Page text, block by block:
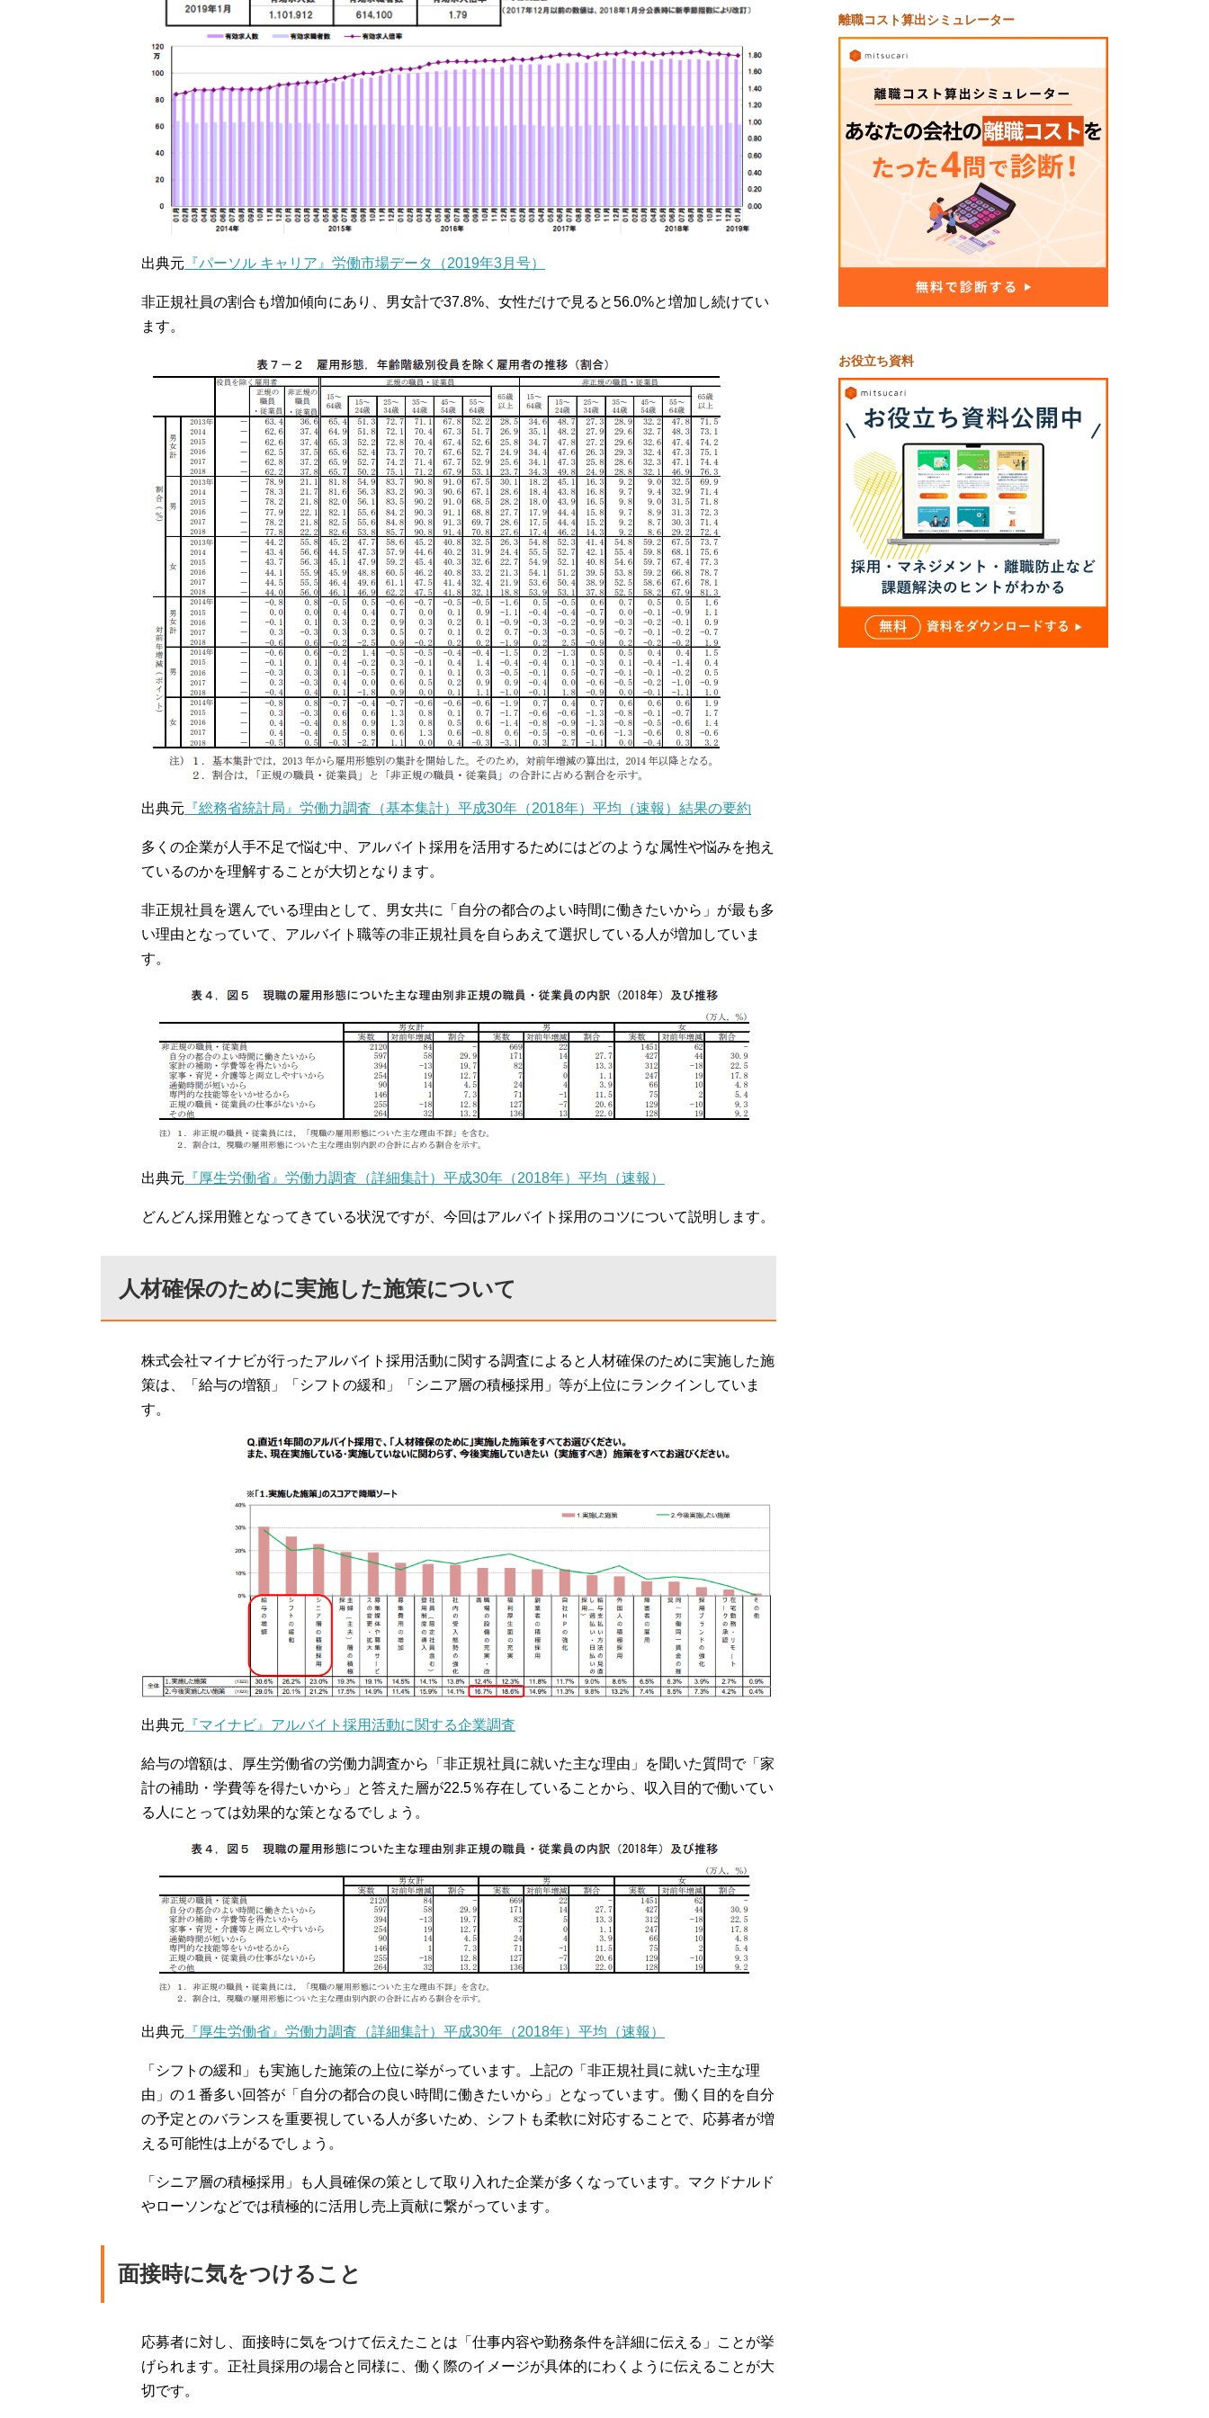
出典元 『パーソル キャリア』労働市場データ（2019年3月号）
非正規社員の割合も増加傾向にあり、男女計で37.8%、女性だけで見ると56.0%と増加し続けてい
ます。
出典元 『総務省統計局』労働力調査（基本集計）平成30年（2018年）平均（速報）結果の要約
多くの企業が人手不足で悩む中、アルバイト採用を活用するためにはどのような属性や悩みを抱え
ているのかを理解することが大切となります。
非正規社員を選んでいる理由として、男女共に「自分の都合のよい時間に働きたいから」が最も多
い理由となっていて、アルバイト職等の非正規社員を自らあえて選択している人が増加していま
す。
出典元 『厚生労働省』労働力調査（詳細集計）平成30年（2018年）平均（速報）
どんどん採用難となってきている状況ですが、今回はアルバイト採用のコツについて説明します。
人材確保のために実施した施策について
株式会社マイナビが行ったアルバイト採用活動に関する調査によると人材確保のために実施した施
策は、「給与の増額」「シフトの緩和」「シニア層の積極採用」等が上位にランクインしていま
す。
出典元 『マイナビ』アルバイト採用活動に関する企業調査
給与の増額は、厚生労働省の労働力調査から「非正規社員に就いた主な理由」を聞いた質問で「家
計の補助・学費等を得たいから」と答えた層が22.5％存在していることから、収入目的で働いてい
る人にとっては効果的な策となるでしょう。
出典元 『厚生労働省』労働力調査（詳細集計）平成30年（2018年）平均（速報）
「シフトの緩和」も実施した施策の上位に挙がっています。上記の「非正規社員に就いた主な理
由」の１番多い回答が「自分の都合の良い時間に働きたいから」となっています。働く目的を自分
の予定とのバランスを重要視している人が多いため、シフトも柔軟に対応することで、応募者が増
える可能性は上がるでしょう。
「シニア層の積極採用」も人員確保の策として取り入れた企業が多くなっています。マクドナルド
やローソンなどでは積極的に活用し売上貢献に繋がっています。
面接時に気をつけること
応募者に対し、面接時に気をつけて伝えたことは「仕事内容や勤務条件を詳細に伝える」ことが挙
げられます。正社員採用の場合と同様に、働く際のイメージが具体的にわくように伝えることが大
切です。
離職コスト算出シミュレーター
お役立ち資料